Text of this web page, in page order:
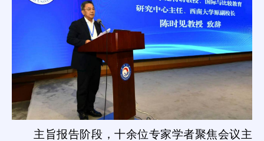
主旨报告阶段，十余位专家学者聚焦会议主